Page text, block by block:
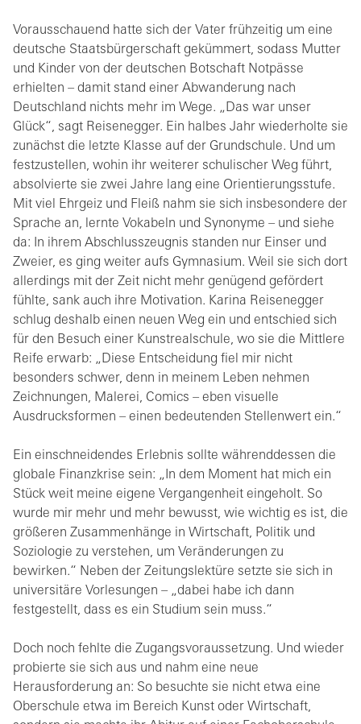
Vorausschauend hatte sich der Vater frühzeitig um eine
deutsche Staatsbürgerschaft gekümmert, sodass Mutter
und Kinder von der deutschen Botschaft Notpässe
erhielten – damit stand einer Abwanderung nach
Deutschland nichts mehr im Wege. „Das war unser
Glück“, sagt Reisenegger. Ein halbes Jahr wiederholte sie
zunächst die letzte Klasse auf der Grundschule. Und um
festzustellen, wohin ihr weiterer schulischer Weg führt,
absolvierte sie zwei Jahre lang eine Orientierungsstufe.
Mit viel Ehrgeiz und Fleiß nahm sie sich insbesondere der
Sprache an, lernte Vokabeln und Synonyme – und siehe
da: In ihrem Abschlusszeugnis standen nur Einser und
Zweier, es ging weiter aufs Gymnasium. Weil sie sich dort
allerdings mit der Zeit nicht mehr genügend gefördert
fühlte, sank auch ihre Motivation. Karina Reisenegger
schlug deshalb einen neuen Weg ein und entschied sich
für den Besuch einer Kunstrealschule, wo sie die Mittlere
Reife erwarb: „Diese Entscheidung fiel mir nicht
besonders schwer, denn in meinem Leben nehmen
Zeichnungen, Malerei, Comics – eben visuelle
Ausdrucksformen – einen bedeutenden Stellenwert ein.“
Ein einschneidendes Erlebnis sollte währenddessen die
globale Finanzkrise sein: „In dem Moment hat mich ein
Stück weit meine eigene Vergangenheit eingeholt. So
wurde mir mehr und mehr bewusst, wie wichtig es ist, die
größeren Zusammenhänge in Wirtschaft, Politik und
Soziologie zu verstehen, um Veränderungen zu
bewirken.“ Neben der Zeitungslektüre setzte sie sich in
universitäre Vorlesungen – „dabei habe ich dann
festgestellt, dass es ein Studium sein muss.“
Doch noch fehlte die Zugangsvoraussetzung. Und wieder
probierte sie sich aus und nahm eine neue
Herausforderung an: So besuchte sie nicht etwa eine
Oberschule etwa im Bereich Kunst oder Wirtschaft,